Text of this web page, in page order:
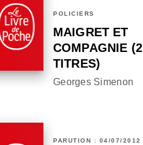
POLICIERS
MAIGRET ET
COMPAGNIE (2
TITRES)
Georges Simenon
PARUTION : 04/07/2012